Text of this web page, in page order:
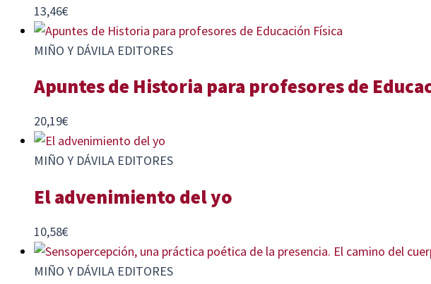
13,46€
MIÑO Y DÁVILA EDITORES
Apuntes de Historia para profesores de
20,19€
MIÑO Y DÁVILA EDITORES
El advenimiento del yo
10,58€
MIÑO Y DÁVILA EDITORES